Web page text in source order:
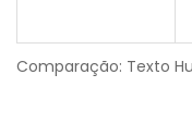
Comparação: Texto